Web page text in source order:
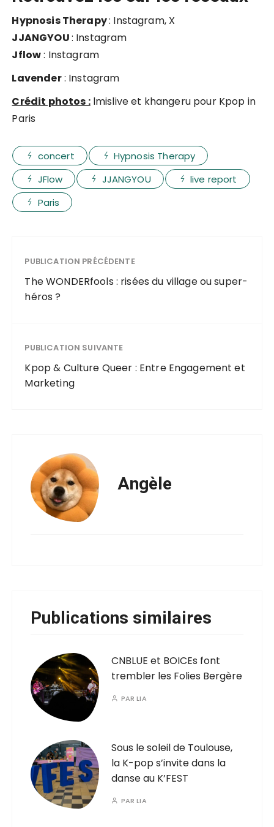
Hypnosis Therapy: Instagram,X
JJANGYOU: Instagram
Jflow: Instagram
Lavender: Instagram
Crédit photos : lmisliveet khangeru pour Kpop in
Paris
concert
Hypnosis Therapy
JFlow
JJANGYOU
live report
Paris
PUBLICATION PRÉCÉDENTE
The WONDERfools : risées du village ou super-
héros ?
PUBLICATION SUIVANTE
Kpop & Culture Queer : Entre Engagement et
Marketing
Angèle
Publications similaires
CNBLUE et BOICEs font
trembler les Folies Bergère
PARLIA
Sous le soleil de Toulouse,
la K-pop s’invite dans la
danse au K’FEST
PARLIA